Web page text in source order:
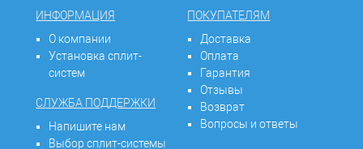
ИНФОРМАЦИЯ
О компании
Установка сплит-
систем
СЛУЖБА ПОДДЕРЖКИ
Напишите нам
Выбор сплит-системы
ПОКУПАТЕЛЯМ
Доставка
Оплата
Гарантия
Отзывы
Возврат
Вопросы и ответы